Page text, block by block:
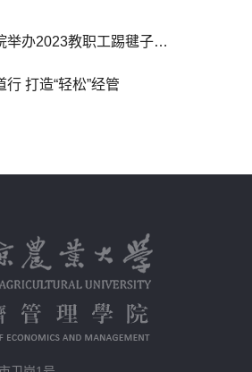
经管学院举办2023教职工踢毽子比赛
行 打造“轻松”经管